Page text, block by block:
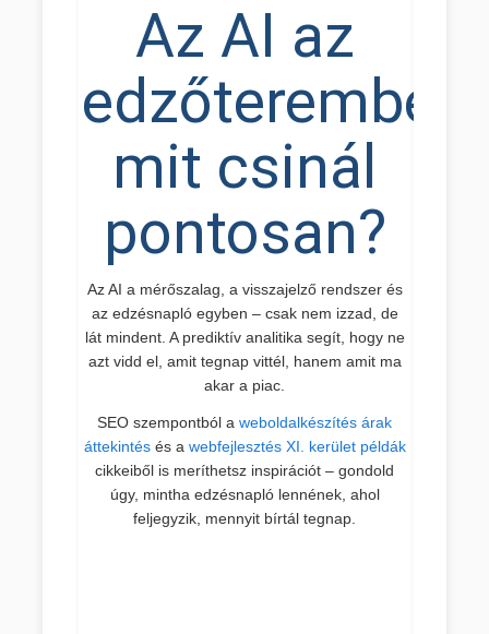
Az AI az
edzőteremben:
mit csinál
pontosan?
Az AI a mérőszalag, a visszajelző rendszer és
az edzésnapló egyben – csak nem izzad, de
lát mindent. A prediktív analitika segít, hogy ne
azt vidd el, amit tegnap vittél, hanem amit ma
akar a piac.
SEO szempontból a weboldalkészítés árak
áttekintésés a webfejlesztés XI. kerület példák
cikkeiből is meríthetsz inspirációt – gondold
úgy, mintha edzésnapló lennének, ahol
feljegyzik, mennyit bírtál tegnap.